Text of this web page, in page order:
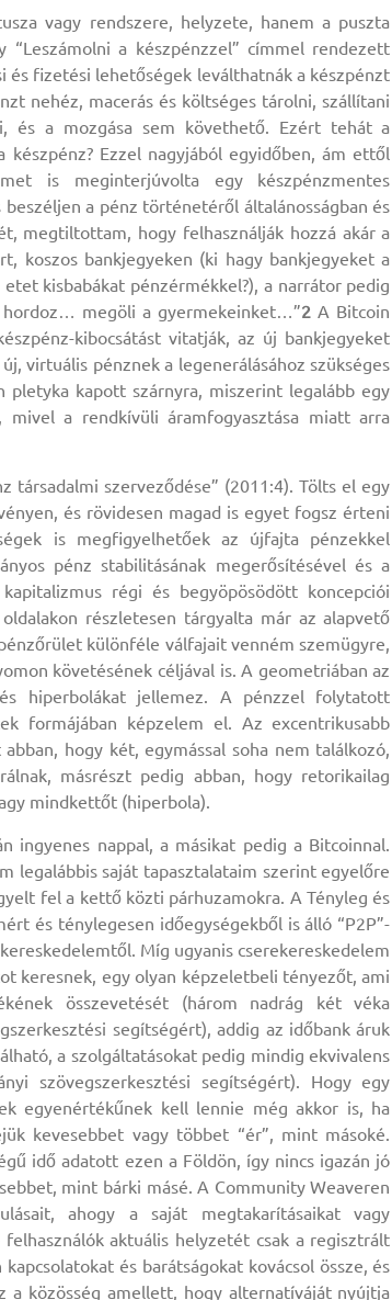
vagy rendszere, helyzete, hanem a puszta
“Leszámolni a készpénzzel” címmel rendezett
és fizetési lehetőségek leválthatnák a készpénzt
nehéz, macerás és költséges tárolni, szállítani
és a mozgása sem követhető. Ezért tehát a
Ezzel nagyjából egyidőben, ám ettől
is meginterjúvolta egy készpénzmentes
a pénz történetéről általánosságban és
megtiltottam, hogy felhasználják hozzá akár a
koszos bankjegyeken (ki hagy bankjegyeket a
kisbabákat pénzérmékkel?), a narrátor pedig
hordoz… megöli a gyermekeinket…”2 A Bitcoin
kibocsátást vitatják, az új bankjegyeket
virtuális pénznek a legenerálásához szükséges
pletyka kapott szárnyra, miszerint legalább egy
a rendkívüli áramfogyasztása miatt arra
szerveződése” (2011:4). Tölts el egy
és rövidesen magad is egyet fogsz érteni
is megfigyelhetőek az újfajta pénzekkel
pénz stabilitásának megerősítésével és a
régi és begyöpösödött koncepciói
részletesen tárgyalta már az alapvető
különféle válfajait venném szemügyre,
követésének céljával is. A geometriában az
hiperbolákat jellemez. A pénzzel folytatott
formájában képzelem el. Az excentrikusabb
hogy két, egymással soha nem találkozó,
másrészt pedig abban, hogy retorikailag
mindkettőt (hiperbola).
ingyenes nappal, a másikat pedig a Bitcoinnal.
legalábbis saját tapasztalataim szerint egyelőre
fel a kettő közti párhuzamokra. A Tényleg és
és ténylegesen időegységekből is álló “P2P”-
Míg ugyanis cserekereskedelem
keresnek, egy olyan képzeletbeli tényezőt, ami
összevetését (három nadrág két véka
segítségért), addig az időbank áruk
a szolgáltatásokat pedig mindig ekvivalens
szövegszerkesztési segítségért). Hogy egy
egyenértékűnek kell lennie még akkor is, ha
kevesebbet vagy többet “ér”, mint másoké.
idő adatott ezen a Földön, így nincs igazán jó
mint bárki másé. A Community Weaveren
ahogy a saját megtakarításaikat vagy
aktuális helyzetét csak a regisztrált
és barátságokat kovácsol össze, és
közösség amellett, hogy alternatíváját nyújtja